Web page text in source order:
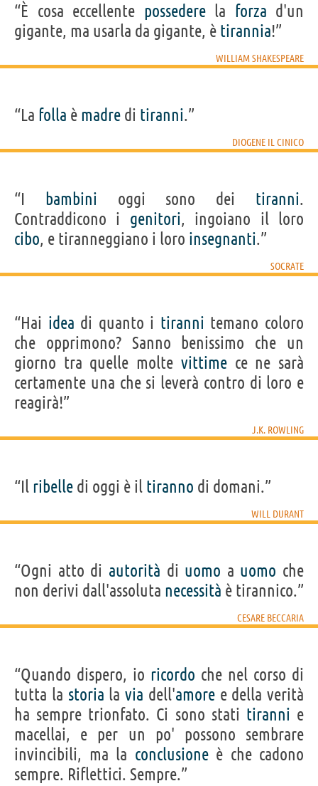
“È cosa eccellente possederela forza d'un
gigante, ma usarla da gigante, è tirannia!”
WILLIAM SHAKESPEARE
“La folla è madre di tiranni.”
DIOGENE IL CINICO
“I bambini oggi sono dei tiranni.
Contraddicono i genitori, ingoiano il loro
cibo, e tiranneggiano i loro insegnanti.”
SOCRATE
“Hai idea di quanto i tiranni temano coloro
che opprimono? Sanno benissimo che un
giorno tra quelle molte vittimece ne sarà
certamente una che si leverà contro di loro e
reagirà!”
J.K. ROWLING
“Il ribelle di oggi è il tiranno di domani.”
WILL DURANT
“Ogni atto di autorità di uomo a uomo che
non derivi dall'assoluta necessità è tirannico.”
CESARE BECCARIA
“Quando dispero, io ricordo che nel corso di
tutta la storia la via dell'amoree della verità
ha sempre trionfato. Ci sono stati tiranni e
macellai, e per un po' possono sembrare
invincibili, ma la conclusioneè che cadono
sempre. Riflettici. Sempre.”